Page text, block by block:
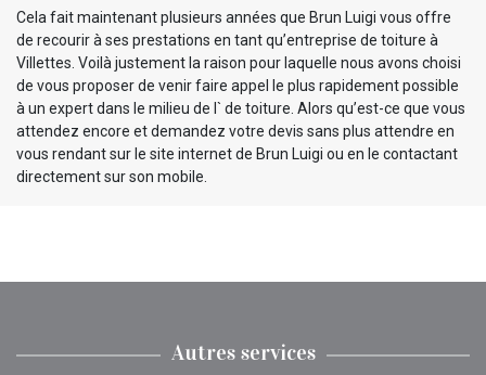
Cela fait maintenant plusieurs années que Brun Luigi vous offre
de recourir à ses prestations en tant qu’entreprise de toiture à
Villettes. Voilà justement la raison pour laquelle nous avons choisi
de vous proposer de venir faire appel le plus rapidement possible
à un expert dans le milieu de l` de toiture. Alors qu’est-ce que vous
attendez encore et demandez votre devis sans plus attendre en
vous rendant sur le site internet de Brun Luigi ou en le contactant
directement sur son mobile.
Autres services